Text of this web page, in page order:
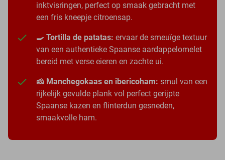
inktvisringen, perfect op smaak gebracht met
een fris kneepje citroensap.
🍳 Tortilla de patatas: ervaar de smeuïge textuur
van een authentieke Spaanse aardappelomelet
bereid met verse eieren en zachte ui.
🧀 Manchegokaas en ibericoham: smul van een
rijkelijk gevulde plank vol perfect gerijpte
Spaanse kazen en flinterdun gesneden,
smaakvolle ham.